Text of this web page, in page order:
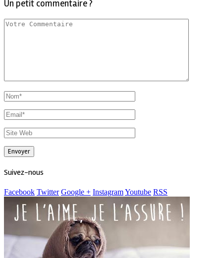
Un petit commentaire ?
Suivez-nous
Facebook Twitter Google + InstagramYoutube RSS